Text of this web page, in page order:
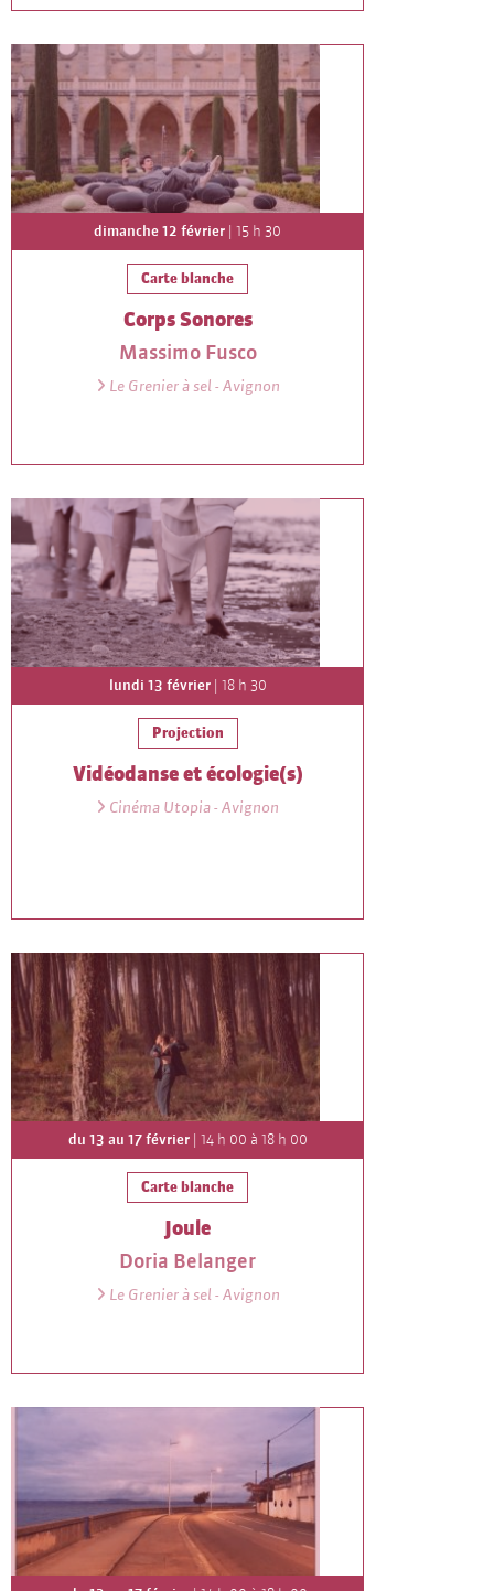
dimanche 12 février | 15 h 30
Carte blanche
Corps Sonores
Massimo Fusco
Le Grenier à sel - Avignon
lundi 13 février| 18 h 30
Projection
Vidéodanse et écologie(s)
Cinéma Utopia - Avignon
du 13 au 17 février| 14 h 00 à 18 h 00
Carte blanche
Joule
Doria Belanger
Le Grenier à sel - Avignon